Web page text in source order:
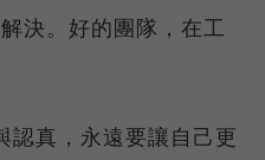
決。好的團隊，在工
認真，永遠要讓自己更